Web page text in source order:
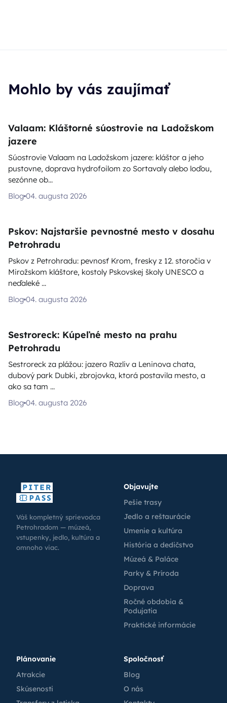
Mohlo by vás zaujímať
Valaam: Kláštorné súostrovie na Ladožskom
jazere
Súostrovie Valaam na Ladožskom jazere: kláštor a jeho
pustovne, doprava hydrofoilom zo Sortavaly alebo loďou,
sezónne ob...
Blog 04. augusta 2026
Pskov: Najstaršie pevnostné mesto v dosahu
Petrohradu
Pskov z Petrohradu: pevnosť Krom, fresky z 12. storočia v
Mirožskom kláštore, kostoly Pskovskej školy UNESCO a
neďaleké ...
Blog 04. augusta 2026
Sestroreck: Kúpeľné mesto na prahu
Petrohradu
Sestroreck za plážou: jazero Razliv a Leninova chata,
dubový park Dubki, zbrojovka, ktorá postavila mesto, a
ako sa tam ...
Blog 04. augusta 2026
Váš kompletný sprievodca
Petrohradom — múzeá,
vstupenky, jedlo, kultúra a
omnoho viac.
Objavujte
Pešie trasy
Jedlo a reštaurácie
Umenie a kultúra
História a dedičstvo
Múzeá & Paláce
Parky & Príroda
Doprava
Ročné obdobia &
Podujatia
Praktické informácie
Plánovanie
Atrakcie
Skúsenosti
Spoločnosť
Blog
O nás